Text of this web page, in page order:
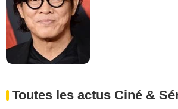
Toutes les actus Ciné &